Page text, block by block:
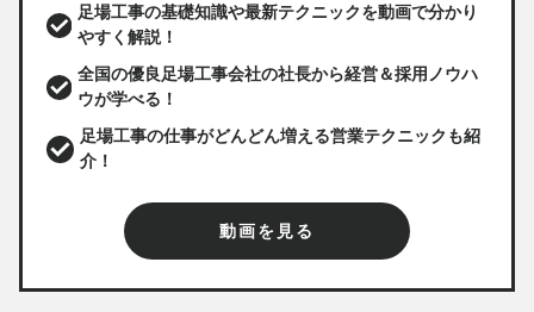
足場工事の基礎知識や最新テクニックを動画で分かり
やすく解説！
全国の優良足場工事会社の社長から経営＆採用ノウハ
ウが学べる！
足場工事の仕事がどんどん増える営業テクニックも紹
介！
動画を見る